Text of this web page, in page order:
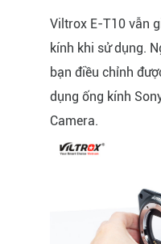
Viltrox E-T10 vẫn
kính khi sử dụng.
bạn điều chỉnh
dụng ống kính
Camera.